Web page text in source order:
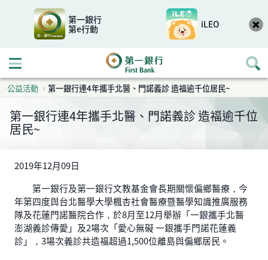
第一銀行
第e行動
iLEO
開啟行動選單
公益活動 第一銀行連4年攜手北醫、門諾義診 造福逾千位居民~
第一銀行連4年攜手北醫、門諾義診 造福逾千位
居民~
2019年12月09日
第一銀行及第一銀行文教基金會長期關懷偏鄉醫療，今
年第四度與台北醫學大學楓杏社會醫療暨醫學知識推廣服務
隊及花蓮門諾醫院合作，於8月至12月舉辦「一銀攜手北醫
澎湖義診傳愛」及2場次「愛心無礙 一銀攜手門諾花蓮義
診」，3場次義診共造福超過1,500位離島與偏鄉居民。